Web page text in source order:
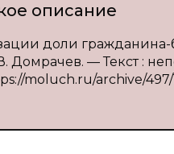
описание
доли гражданина-
В. Домрачев. — Текст :
moluch.ru/archive/497/